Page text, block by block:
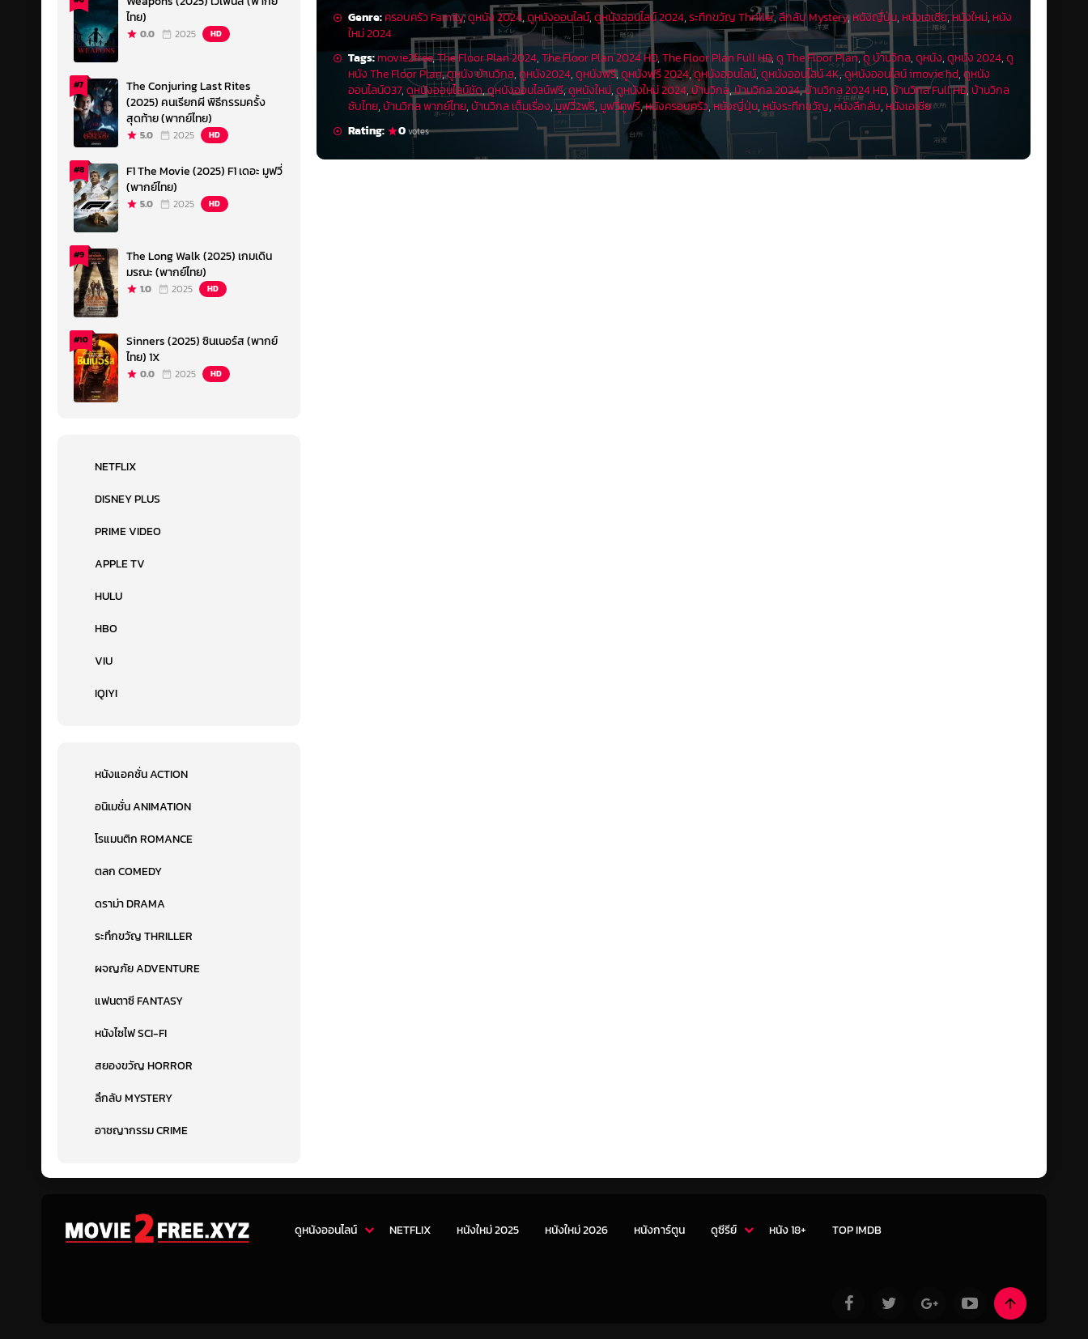
Genre:ครอบครัว Family,ดูหนัง 2024,ดูหนังออนไลน์,ดูหนังออนไลน์ 2024,ระทึกขวัญ Thriller,ลึกลับ Mystery,หนังญี่ปุ่น, หนังเอเชีย,หนังใหม่, หนัง
ใหม่ 2024
Tags:movie2free,The Floor Plan 2024,The Floor Plan 2024 HD,The Floor Plan Full HD,ดู The Floor Plan,ดู บ้านวิกล,ดูหนัง,ดูหนัง 2024,ดู
หนัง The Floor Plan,ดูหนัง บ้านวิกล,ดูหนัง2024,ดูหนังฟรี,ดูหนังฟรี 2024,ดูหนังออนไลน์,ดูหนังออนไลน์ 4K,ดูหนังออนไลน์ imovie hd,ดูหนัง
ออนไลน์037,ดูหนังออนไลน์ชัด,ดูหนังออนไลน์ฟรี,ดูหนังใหม่,ดูหนังใหม่ 2024,บ้านวิกล,บ้านวิกล 2024,บ้านวิกล 2024 HD,บ้านวิกล Full HD, บ้านวิกล
ซับไทย, บ้านวิกล พากย์ไทย, บ้านวิกล เต็มเรื่อง,มูฟวี่2ฟรี, มูฟวี่ทูฟรี,หนังครอบครัว,หนังญี่ปุ่น, หนังระทึกขวัญ, หนังลึกลับ, หนังเอเชีย
Rating:
0votes
ไทย)
0.0 2025 HD
#7
The Conjuring Last Rites
(2025) คนเรียกผี พิธีกรรมครั้ง
สุดท้าย (พากย์ไทย)
5.0 2025 HD
#8
F1 The Movie (2025) F1 เดอะ มูฟวี่
(พากย์ไทย)
5.0 2025 HD
#9
The Long Walk (2025) เกมเดิน
มรณะ (พากย์ไทย)
1.0 2025 HD
#10
Sinners (2025) ซินเนอร์ส (พากย์
ไทย) 1X
0.0 2025 HD
NETFLIX
DISNEY PLUS
PRIME VIDEO
APPLE TV
HULU
HBO
VIU
IQIYI
หนังแอคชั่น ACTION
อนิเมชั่น ANIMATION
โรแมนติก ROMANCE
ตลก COMEDY
ดราม่า DRAMA
ระทึกขวัญ THRILLER
ผจญภัย ADVENTURE
แฟนตาซี FANTASY
หนังไซไฟ SCI-FI
สยองขวัญ HORROR
ลึกลับ MYSTERY
อาชญากรรม CRIME
ดูหนังออนไลน์ NETFLIX หนังใหม่ 2025 หนังใหม่ 2026 หนังการ์ตูน ดูซีรีย์ หนัง 18+ TOP IMDB